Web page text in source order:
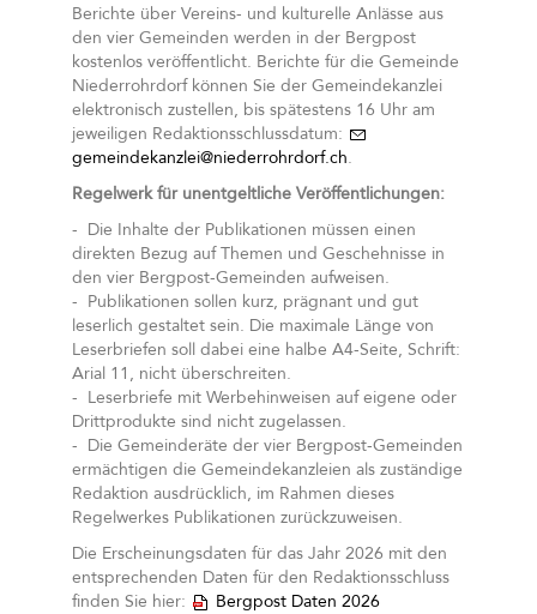
Berichte über Vereins- und kulturelle Anlässe aus
den vier Gemeinden werden in der Bergpost
kostenlos veröffentlicht. Berichte für die Gemeinde
Niederrohrdorf können Sie der Gemeindekanzlei
elektronisch zustellen, bis spätestens 16 Uhr am
jeweiligen Redaktionsschlussdatum:
gemeindekanzlei@niederrohrdorf.ch.
Regelwerk für unentgeltliche Veröffentlichungen:
- Die Inhalte der Publikationen müssen einen
direkten Bezug auf Themen und Geschehnisse in
den vier Bergpost-Gemeinden aufweisen.
- Publikationen sollen kurz, prägnant und gut
leserlich gestaltet sein. Die maximale Länge von
Leserbriefen soll dabei eine halbe A4-Seite, Schrift:
Arial 11, nicht überschreiten.
- Leserbriefe mit Werbehinweisen auf eigene oder
Drittprodukte sind nicht zugelassen.
- Die Gemeinderäte der vier Bergpost-Gemeinden
ermächtigen die Gemeindekanzleien als zuständige
Redaktion ausdrücklich, im Rahmen dieses
Regelwerkes Publikationen zurückzuweisen.
Die Erscheinungsdaten für das Jahr 2026 mit den
entsprechenden Daten für den Redaktionsschluss
finden Sie hier:
Bergpost Daten 2026